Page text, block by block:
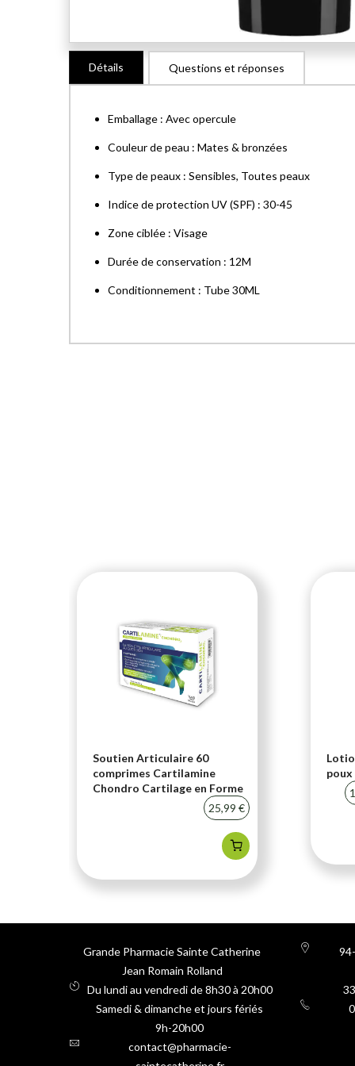
Skip
the
Détails
Emballage : Avec opercule
Couleur de peau : Mates & bronzées
Type de peaux : Sensibles, Toutes peaux
Indice de protection UV (SPF) : 30-45
Zone ciblée : Visage
Durée de conservation : 12M
Conditionnement : Tube 30ML
Questions et réponses
Soutien Articulaire 60
comprimes Cartilamine
Chondro Cartilage en Forme
25,99 €
Grande Pharmacie Sainte Catherine
Jean Romain Rolland
Du lundi au vendredi de 8h30 à 20h00
Samedi & dimanche et jours fériés
9h-20h00
contact@pharmacie-